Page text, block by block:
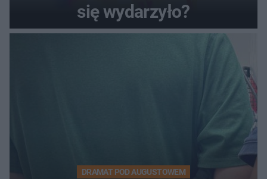
się wydarzyło?
DRAMAT POD AUGUSTOWEM